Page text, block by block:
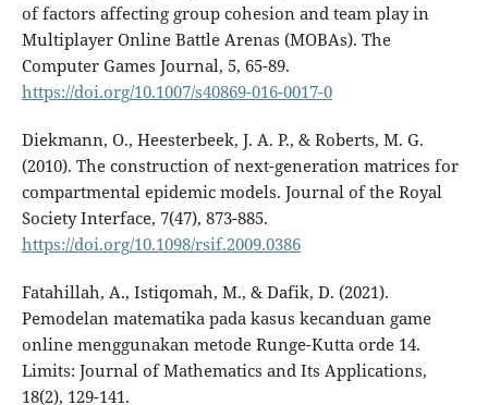
of factors affecting group cohesion and team play in
Multiplayer Online Battle Arenas (MOBAs). The
Computer Games Journal, 5, 65-89.
https://doi.org/10.1007/s40869-016-0017-0
Diekmann, O., Heesterbeek, J. A. P., & Roberts, M. G.
(2010). The construction of next-generation matrices for
compartmental epidemic models. Journal of the Royal
Society Interface, 7(47), 873-885.
https://doi.org/10.1098/rsif.2009.0386
Fatahillah, A., Istiqomah, M., & Dafik, D. (2021).
Pemodelan matematika pada kasus kecanduan game
online menggunakan metode Runge-Kutta orde 14.
Limits: Journal of Mathematics and Its Applications,
18(2), 129-141.